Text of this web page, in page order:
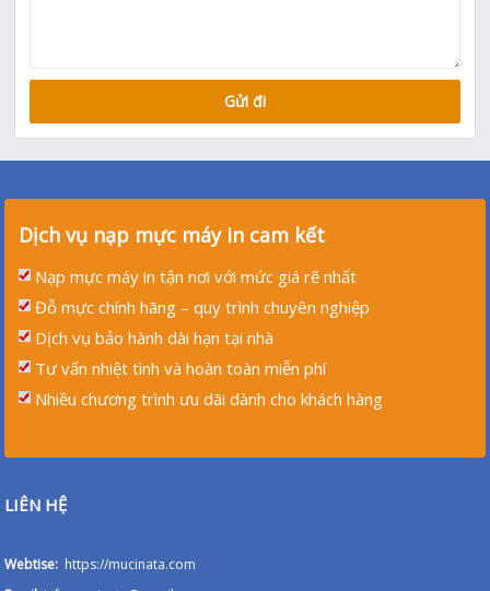
Dịch vụ nạp mực máy in cam kết
Nạp mực máy in tận nơi với mức giá rẽ nhất
Đỗ mực chính hãng – quy trình chuyên nghiệp
Dịch vụ bảo hành dài hạn tại nhà
Tư vấn nhiệt tình và hoàn toàn miễn phí
Nhiều chương trình ưu dãi dành cho khách hàng
LIÊN HỆ
Webtise: https://mucinata.com